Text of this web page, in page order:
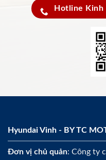
Hotline Kinh
Hyundai Vinh - BY TC
Đơn vị chủ quản: Công ty